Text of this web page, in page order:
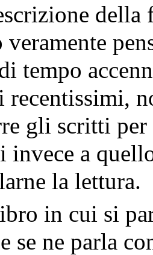
della
veramente
tempo
recentissimi,
gli scritti
invece a
la lettura.
in cui si
se ne parla